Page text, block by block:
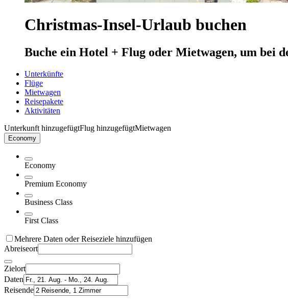
Christmas-Insel-Urlaub buchen
Buche ein Hotel + Flug oder Mietwagen, um bei
Unterkünfte
Flüge
Mietwagen
Reisepakete
Aktivitäten
Unterkunft hinzugefügtFlug hinzugefügtMietwagen
Economy
Economy
Premium Economy
Business Class
First Class
Mehrere Daten oder Reiseziele hinzufügen
Abreiseort
Zielort
Daten
Reisende